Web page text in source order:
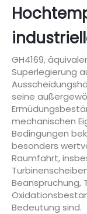
GH4169,
Superlegierung
seine
mechanischen
Bedingungen
besonders
Raumfahrt,
Beanspruchung,
Bedeutung sind.